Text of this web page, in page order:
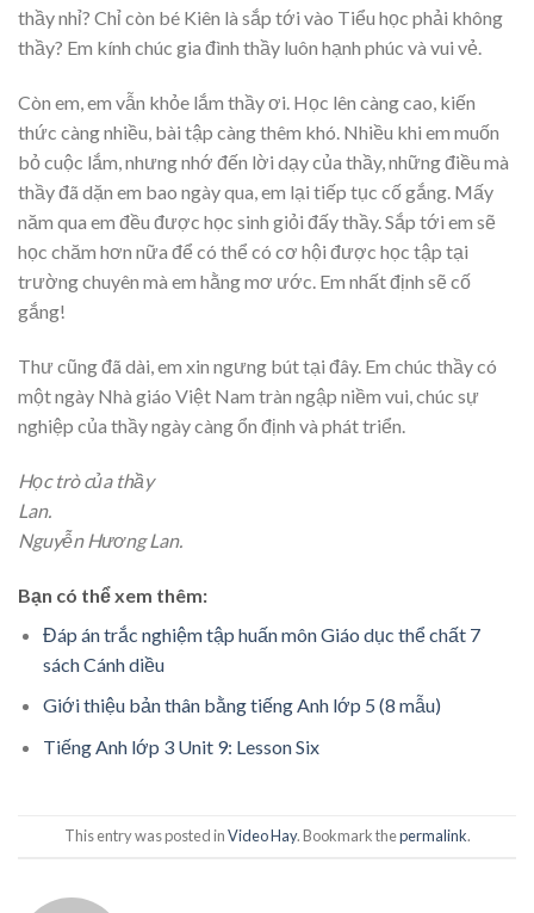
thầy nhỉ? Chỉ còn bé Kiên là sắp tới vào Tiểu học phải không
thầy? Em kính chúc gia đình thầy luôn hạnh phúc và vui vẻ.
Còn em, em vẫn khỏe lắm thầy ơi. Học lên càng cao, kiến
thức càng nhiều, bài tập càng thêm khó. Nhiều khi em muốn
bỏ cuộc lắm, nhưng nhớ đến lời dạy của thầy, những điều mà
thầy đã dặn em bao ngày qua, em lại tiếp tục cố gắng. Mấy
năm qua em đều được học sinh giỏi đấy thầy. Sắp tới em sẽ
học chăm hơn nữa để có thể có cơ hội được học tập tại
trường chuyên mà em hằng mơ ước. Em nhất định sẽ cố
gắng!
Thư cũng đã dài, em xin ngưng bút tại đây. Em chúc thầy có
một ngày Nhà giáo Việt Nam tràn ngập niềm vui, chúc sự
nghiệp của thầy ngày càng ổn định và phát triển.
Học trò của thầy
Lan.
Nguyễn Hương Lan.
Bạn có thể xem thêm:
Đáp án trắc nghiệm tập huấn môn Giáo dục thể chất 7
sách Cánh diều
Giới thiệu bản thân bằng tiếng Anh lớp 5 (8 mẫu)
Tiếng Anh lớp 3 Unit 9: Lesson Six
This entry was posted inVideo Hay. Bookmark thepermalink.